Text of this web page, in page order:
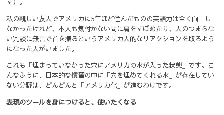
私の親しい友人でアメリカに5年ほど住んだものの英語力は全く向上し
なかったけれど、本人も気付かない間に肩をすぼめたり、人のつまらな
い冗談に無言で首を振るというアメリカ人的なリアクションを取るよう
になった人がいました。
これも「埋まっていなかった穴にアメリカの水が入った状態」です。こ
んなふうに、日本的な慣習の中に「穴を埋めてくれる水」が存在してい
ない分野は、どんどんと「アメリカ化」が進むわけです。
表現のツールを身につけると、使いたくなる